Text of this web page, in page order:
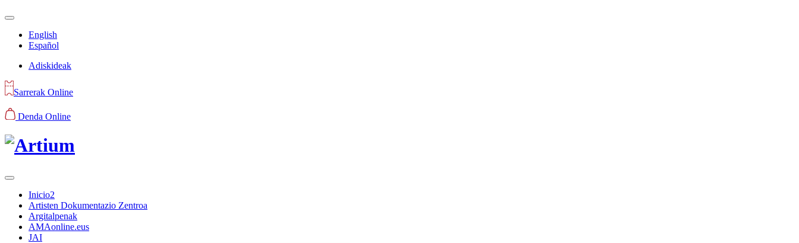
English
Español
Adiskideak
Sarrerak Online
Denda Online
Inicio2
Artisten Dokumentazio Zentroa
Argitalpenak
AMAonline.eus
JAI